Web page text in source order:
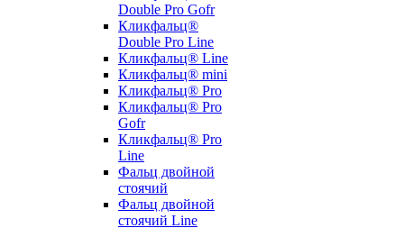
Double Pro Gofr
Кликфальц®
Double Pro Line
Кликфальц® Line
Кликфальц® mini
Кликфальц® Pro
Кликфальц® Pro
Gofr
Кликфальц® Pro
Line
Фальц двойной
стоячий
Фальц двойной
стоячий Line